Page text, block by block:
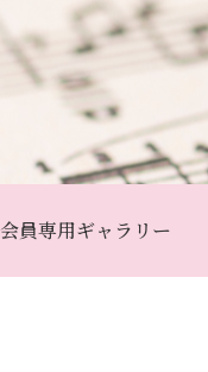
会員専用ギャラリー